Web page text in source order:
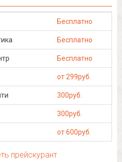
Бесплатно
Бесплатно
Бесплатно
от 299руб.
300руб.
300руб.
от 600руб.
прейскурант